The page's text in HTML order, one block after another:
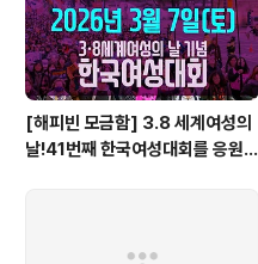
[해피빈 모금함] 3.8 세계여성의
날!41번째 한국여성대회를 응원해